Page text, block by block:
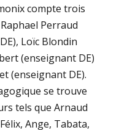
compte trois
Perraud
Loïc Blondin
(enseignant DE)
(enseignant DE).
se trouve
tels que Arnaud
Ange, Tabata,